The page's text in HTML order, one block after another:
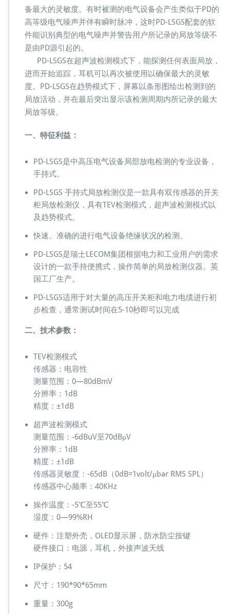
仪
I
P
E
P
D
L
S
G
e
S
w
备最大的灵敏度。有时被测的电气设备会产生类似于PD的
高等级电气噪声并伴有瞬时脉冲，这时PD-LSGS配套的软
件能识别典型的电气噪声并警告用户所记录的局放等级不
是由PD源引起的。
PD-LSGS在超声波检测模式下，能探测任何表面局放，
进而开始追踪，耳机可以再次被使用以确保最大的灵敏
度。PD-LSGS在趋势模式下，屏幕以条形图绘出检测到的
局放活动，并在最后突出显示该检测周期内所记录的最大
局放等级。
一、特征利益：
PD-LSGS是中高压电气设备局部放电检测的专业设备，
手持式。
PD-LSGS 手持式局放检测仪是一款具有双传感器的开关
柜局放检测仪，具有TEV检测模式，超声波检测模式以
及趋势模式。
快速、准确的进行电气设备绝缘状况的检测。
PD-LSGS是瑞士LECOM集团根据电力和工业用户的需求
设计的一款手持便携式，操作简单的局放检测仪器。英
国工厂生产。
PD-LSGS适用于对大量的高压开关柜和电力电缆进行初
步检查，通常测试时间在5-10秒即可以完成
二、技术参数：
TEV检测模式
传感器：电容性
测量范围：0—80dBmV
分辨率：1dB
精度：±1dB
超声波检测模式
测量范围：-6dBuV至70dBμV
分辨率：1dB
精度：±1dB
传感器灵敏度：-65dB（0dB=1volt/μbar RMS SPL）
传感器中心频率：40KHz
操作温度：-5℃至55℃
湿度：0—99%RH
硬件：注塑外壳，OLED显示屏，防水防尘按键
硬件接口：电源，耳机，外接声波天线
IP保护：54
尺寸：190*90*65mm
重量：300g